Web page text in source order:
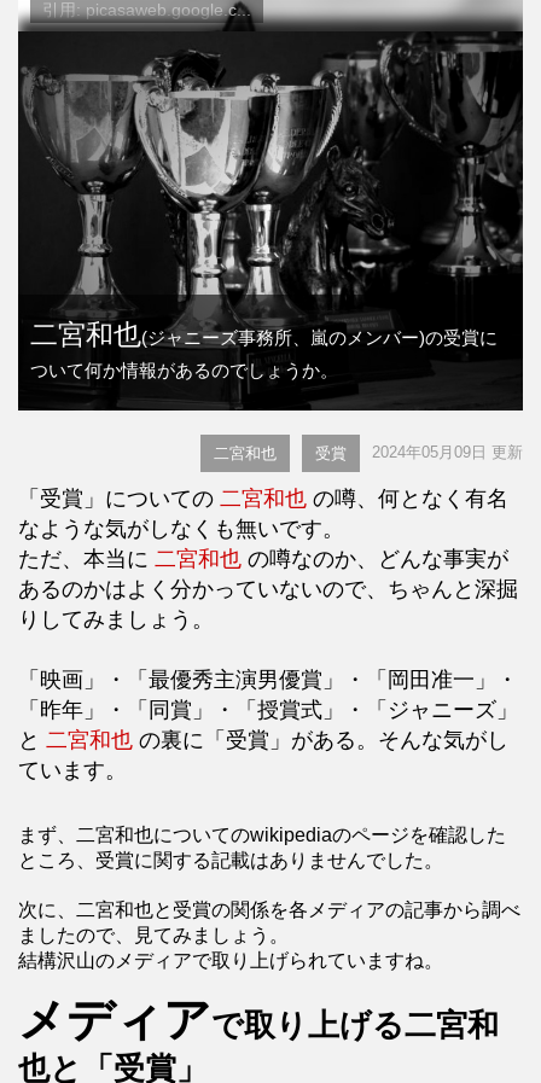
引用: picasaweb.google.c...
二宮和也(ジャニーズ事務所、嵐のメンバー)の受賞に
ついて何か情報があるのでしょうか。
二宮和也 受賞 2024年05月09日 更新
「受賞」についての 二宮和也 の噂、何となく有名
なような気がしなくも無いです。
ただ、本当に 二宮和也 の噂なのか、どんな事実が
あるのかはよく分かっていないので、ちゃんと深掘
りしてみましょう。
「映画」・「最優秀主演男優賞」・「岡田准一」・
「昨年」・「同賞」・「授賞式」・「ジャニーズ」
と 二宮和也 の裏に「受賞」がある。そんな気がし
ています。
まず、二宮和也についてのwikipediaのページを確認した
ところ、受賞に関する記載はありませんでした。
次に、二宮和也と受賞の関係を各メディアの記事から調べ
ましたので、見てみましょう。
結構沢山のメディアで取り上げられていますね。
メディアで取り上げる二宮和
也と「受賞」